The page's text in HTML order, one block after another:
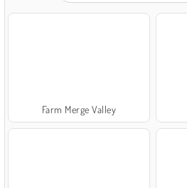
Farm Merge Valley